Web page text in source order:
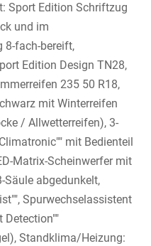
Sport Edition Schriftzug
und im
8-fach-bereift,
Edition Design TN28,
235 50 R18,
mit Winterreifen
/ Allwetterreifen), 3-
mit Bedienteil
Matrix-Scheinwerfer mit
Säule abgedunkelt,
Spurwechselassistent
Detection""
Standklima/Heizung: